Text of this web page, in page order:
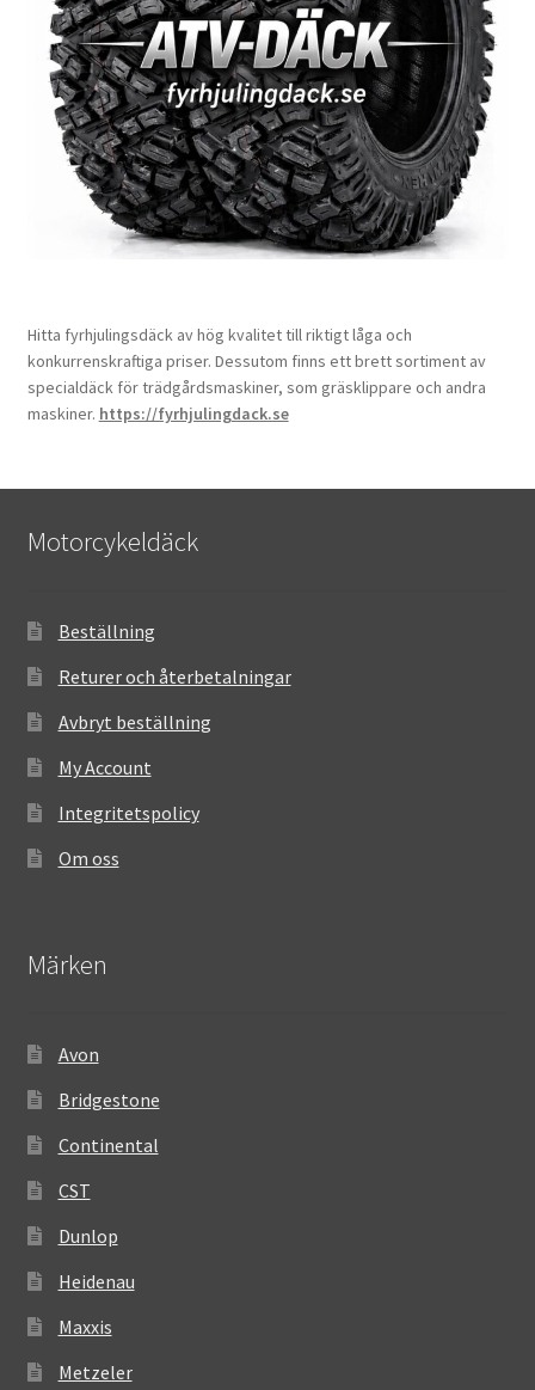
Hitta fyrhjulingsdäck av hög kvalitet till riktigt låga och
konkurrenskraftiga priser. Dessutom finns ett brett sortiment av
specialdäck för trädgårdsmaskiner, som gräsklippare och andra
maskiner. https://fyrhjulingdack.se
Motorcykeldäck
Beställning
Returer och återbetalningar
Avbryt beställning
My Account
Integritetspolicy
Om oss
Märken
Avon
Bridgestone
Continental
CST
Dunlop
Heidenau
Maxxis
Metzeler